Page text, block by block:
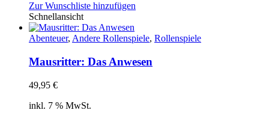
Zur Wunschliste hinzufügen
Schnellansicht
Abenteuer, Andere Rollenspiele, Rollenspiele
Mausritter: Das Anwesen
49,95 €
inkl. 7 % MwSt.